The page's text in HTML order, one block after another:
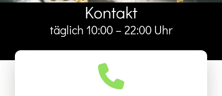
Kontakt
täglich 10:00 – 22:00 Uhr